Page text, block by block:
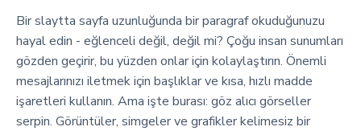
Bir slaytta sayfa uzunluğunda bir paragraf okuduğunuzu
hayal edin - eğlenceli değil, değil mi? Çoğu insan sunumları
gözden geçirir, bu yüzden onlar için kolaylaştırın. Önemli
mesajlarınızı iletmek için başlıklar ve kısa, hızlı madde
işaretleri kullanın. Ama işte burası: göz alıcı görseller
serpin. Görüntüler, simgeler ve grafikler kelimesiz bir